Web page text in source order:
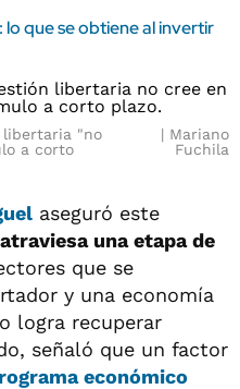
que se obtiene al invertir
libertaria "no
a corto
Mariano
Fuchila
aseguró este
una etapa de
que se
y una economía
logra recuperar
señaló que un factor
económico